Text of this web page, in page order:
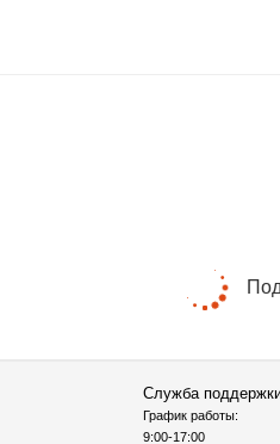
Служба
График работы:
9:00-17:00